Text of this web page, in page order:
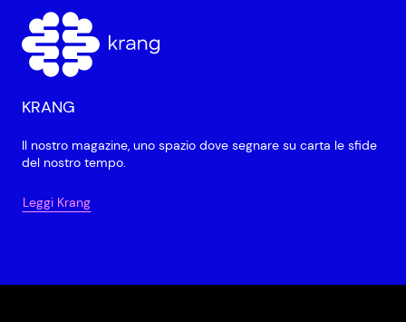
KRANG
Il nostro magazine, uno spazio dove segnare su carta le sfide
del nostro tempo.
Leggi Krang